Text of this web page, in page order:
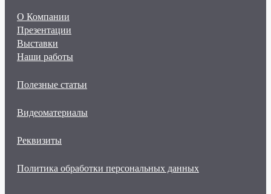
О Компании
Презентации
Выставки
Наши работы
Полезные статьи
Видеоматериалы
Реквизиты
Политика обработки персональных данных